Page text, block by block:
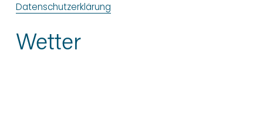
Datenschutzerklärung
Wetter